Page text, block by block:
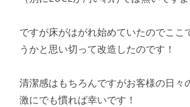
ですが床がはがれ始めていたのでここ
うかと思い切って改造したのです！
清潔感はもちろんですがお客様の日々
激にでも慣れば幸いです！